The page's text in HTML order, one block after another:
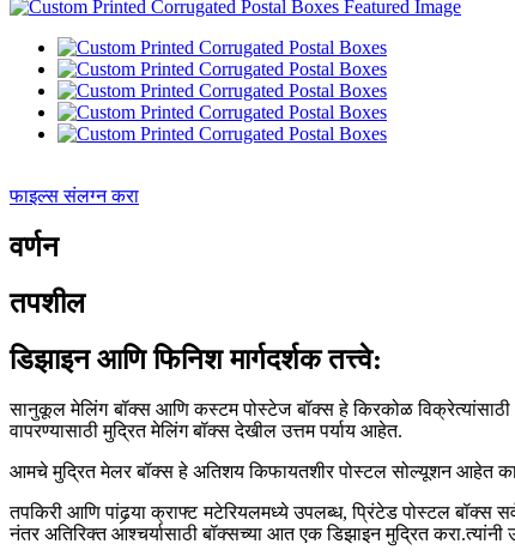
फाइल्स संलग्न करा
वर्णन
तपशील
डिझाइन आणि फिनिश मार्गदर्शक तत्त्वे:
सानुकूल मेलिंग बॉक्स आणि कस्टम पोस्टेज बॉक्स हे किरकोळ
वापरण्यासाठी मुद्रित मेलिंग बॉक्स देखील उत्तम पर्याय आहेत.
आमचे मुद्रित मेलर बॉक्स हे अतिशय किफायतशीर पोस्टल सोल्यूशन आहेत
तपकिरी आणि पांढर्‍या क्राफ्ट मटेरियलमध्ये उपलब्ध, प्रिंटेड पोस्टल
नंतर अतिरिक्त आश्चर्यासाठी बॉक्सच्या आत एक डिझाइन मुद्रित